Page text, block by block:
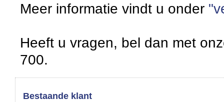
Meer informatie vindt u onder
Heeft u vragen, bel dan met
700.
Bestaande klant